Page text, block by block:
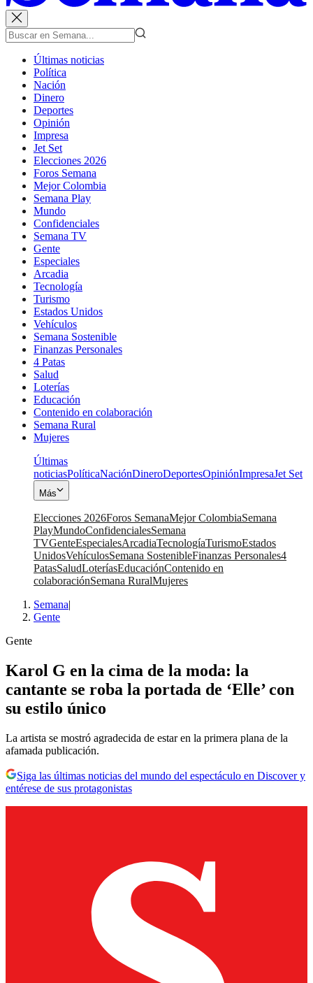
Últimas noticias
Política
Nación
Dinero
Deportes
Opinión
Impresa
Jet Set
Elecciones 2026
Foros Semana
Mejor Colombia
Semana Play
Mundo
Confidenciales
Semana TV
Gente
Especiales
Arcadia
Tecnología
Turismo
Estados Unidos
Vehículos
Semana Sostenible
Finanzas Personales
4 Patas
Salud
Loterías
Educación
Contenido en colaboración
Semana Rural
Mujeres
Últimas
noticiasPolíticaNaciónDineroDeportesOpiniónImpresaJet Set
Más
Elecciones 2026Foros SemanaMejor ColombiaSemana
PlayMundoConfidencialesSemana
TVGenteEspecialesArcadiaTecnologíaTurismoEstados
UnidosVehículosSemana SostenibleFinanzas Personales4
PatasSaludLoteríasEducaciónContenido en
colaboraciónSemana RuralMujeres
Semana|
Gente
Gente
Karol G en la cima de la moda: la
cantante se roba la portada de ‘Elle’ con
su estilo único
La artista se mostró agradecida de estar en la primera plana de la
afamada publicación.
Siga las últimas noticias del mundo del espectáculo en Discover y
entérese de sus protagonistas